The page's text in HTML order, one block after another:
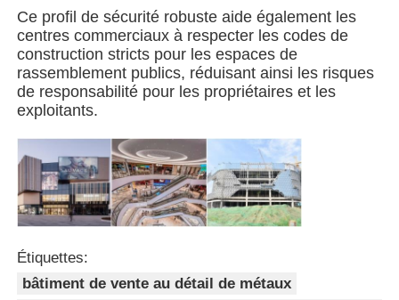
Pont de structure en acier
bureau de structure en acier
Poulailler à structure métallique
Structure en acier à plusieurs étages
Structure en acier industriel
Ce profil de sécurité robuste aide également les
centres commerciaux à respecter les codes de
construction stricts pour les espaces de
rassemblement publics, réduisant ainsi les risques
de responsabilité pour les propriétaires et les
exploitants.
Étiquettes:
bâtiment de vente au détail de métaux